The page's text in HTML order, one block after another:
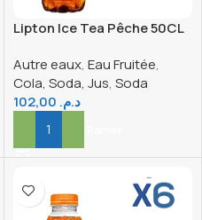
Lipton Ice Tea Pêche 50CL
Autre eaux, Eau Fruitée,
Cola, Soda, Jus, Soda
د.م.
Ajouter Au Panier